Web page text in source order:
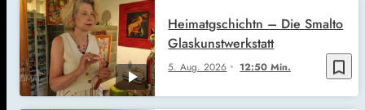
bookmark_border
5. Aug. 2026 12:50 Min.
Heimatgschichtn – Die Smalto
Glaskunstwerkstatt